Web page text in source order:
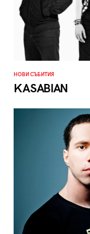
НОВИ СЪБИТИЯ
KASABIAN